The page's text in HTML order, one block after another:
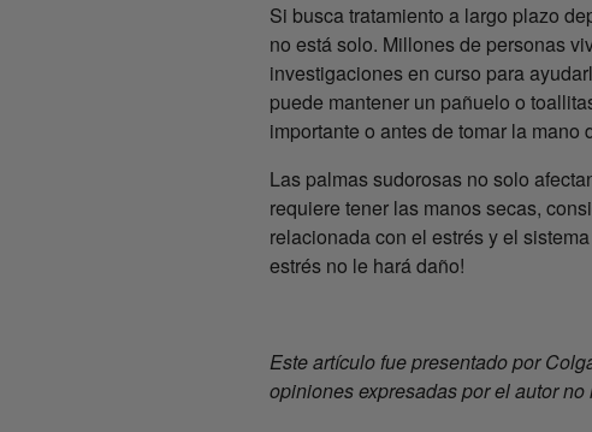
Si busca tratamiento a largo plazo
no está solo. Millones de personas
investigaciones en curso para
puede mantener un pañuelo o
importante o antes de tomar la
Las palmas sudorosas no solo
requiere tener las manos secas,
relacionada con el estrés y el
estrés no le hará daño!
Este artículo fue presentado por
opiniones expresadas por el autor